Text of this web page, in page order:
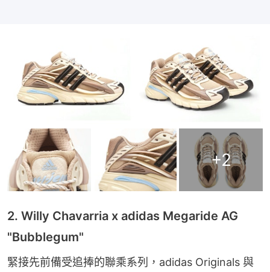
+2
2. Willy Chavarria x adidas Megaride AG
"Bubblegum"
緊接先前備受追捧的聯乘系列，adidas Originals 與